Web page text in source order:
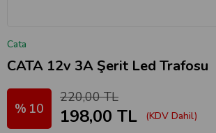
Cata
CATA 12v 3A Şerit Led Trafosu
10
220,00 TL
198,00 TL (KDV Dahil)